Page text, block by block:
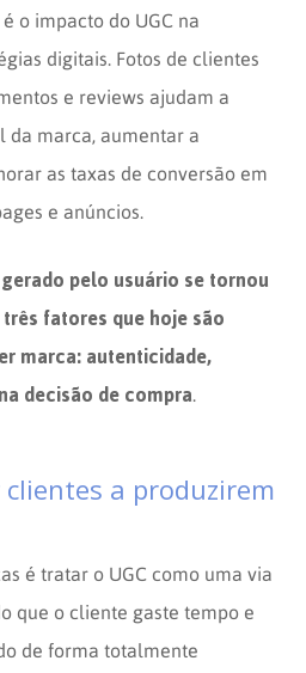
o impacto do UGC na
digitais. Fotos de clientes
e reviews ajudam a
da marca, aumentar a
as taxas de conversão em
e anúncios.
pelo usuário se tornou
fatores que hoje são
marca: autenticidade,
decisão de compra
a produzirem
é tratar o UGC como uma via
que o cliente gaste tempo e
de forma totalmente